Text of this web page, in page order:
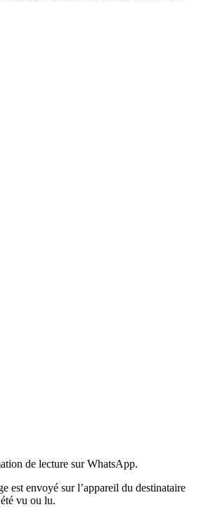
de lecture sur WhatsApp.
est envoyé sur l’appareil du destinataire
vu ou lu.